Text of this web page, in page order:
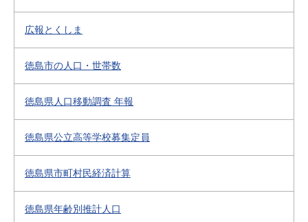
広報とくしま
徳島市の人口・世帯数
徳島県人口移動調査 年報
徳島県公立高等学校募集定員
徳島県市町村民経済計算
徳島県年齢別推計人口